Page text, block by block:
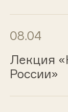
08.04
Лекция
России»